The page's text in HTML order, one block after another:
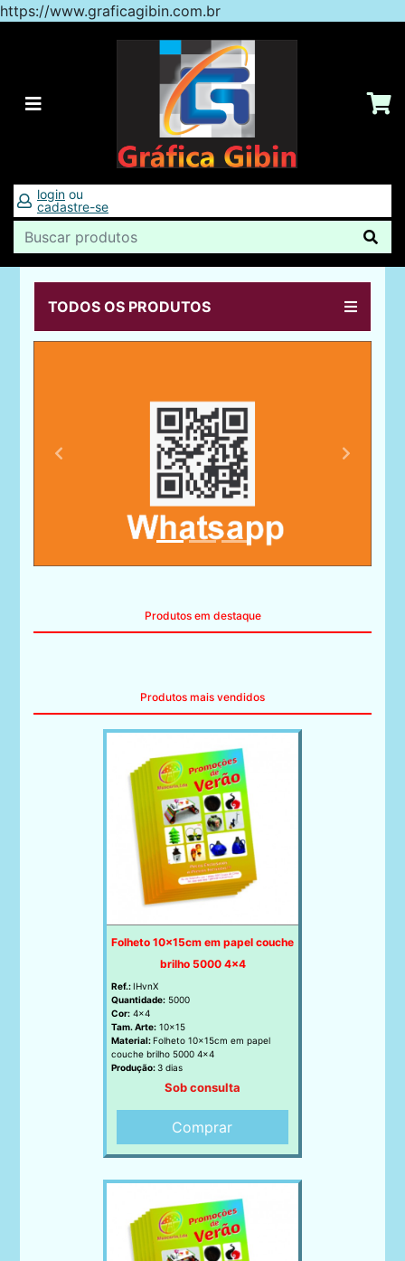
https://www.graficagibin.com.br
login ou
cadastre-se
TODOS OS PRODUTOS
Produtos em destaque
Produtos mais vendidos
Folheto 10x15cm em papel couche
brilho 5000 4x4
Ref.:IHvnX
Quantidade: 5000
Cor: 4x4
Tam. Arte: 10x15
Material:Folheto 10x15cm em papel
couche brilho 5000 4x4
Produção:3 dias
Sob consulta
Comprar